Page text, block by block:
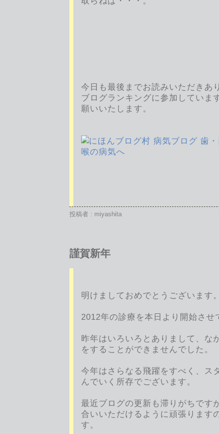
今日も最後までお読みいただきあ
ブログランキングに参加していま
願いいたします。
投稿者 : miyashita
謹賀新年
明けましておめでとうございます
2012年の診療を本日より開始させ
昨年はいろいろとありまして、な
をすることができませんでした。
今年はさらなる飛躍をすべく、ス
んでいく所存でございます。
最近ブログの更新も滞りがちです
合いいただけるように頑張ります
す。